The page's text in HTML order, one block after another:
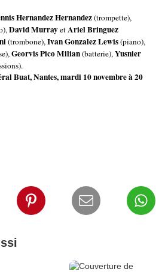
Hernandez Hernandez(trompette),
David MurrayetAriel Bringuez
(trombone),Ivan Gonzalez Lewis(piano),
Georvis Pico Milian(batterie),Yusnier
Buat, Nantes, mardi 10 novembre à 20